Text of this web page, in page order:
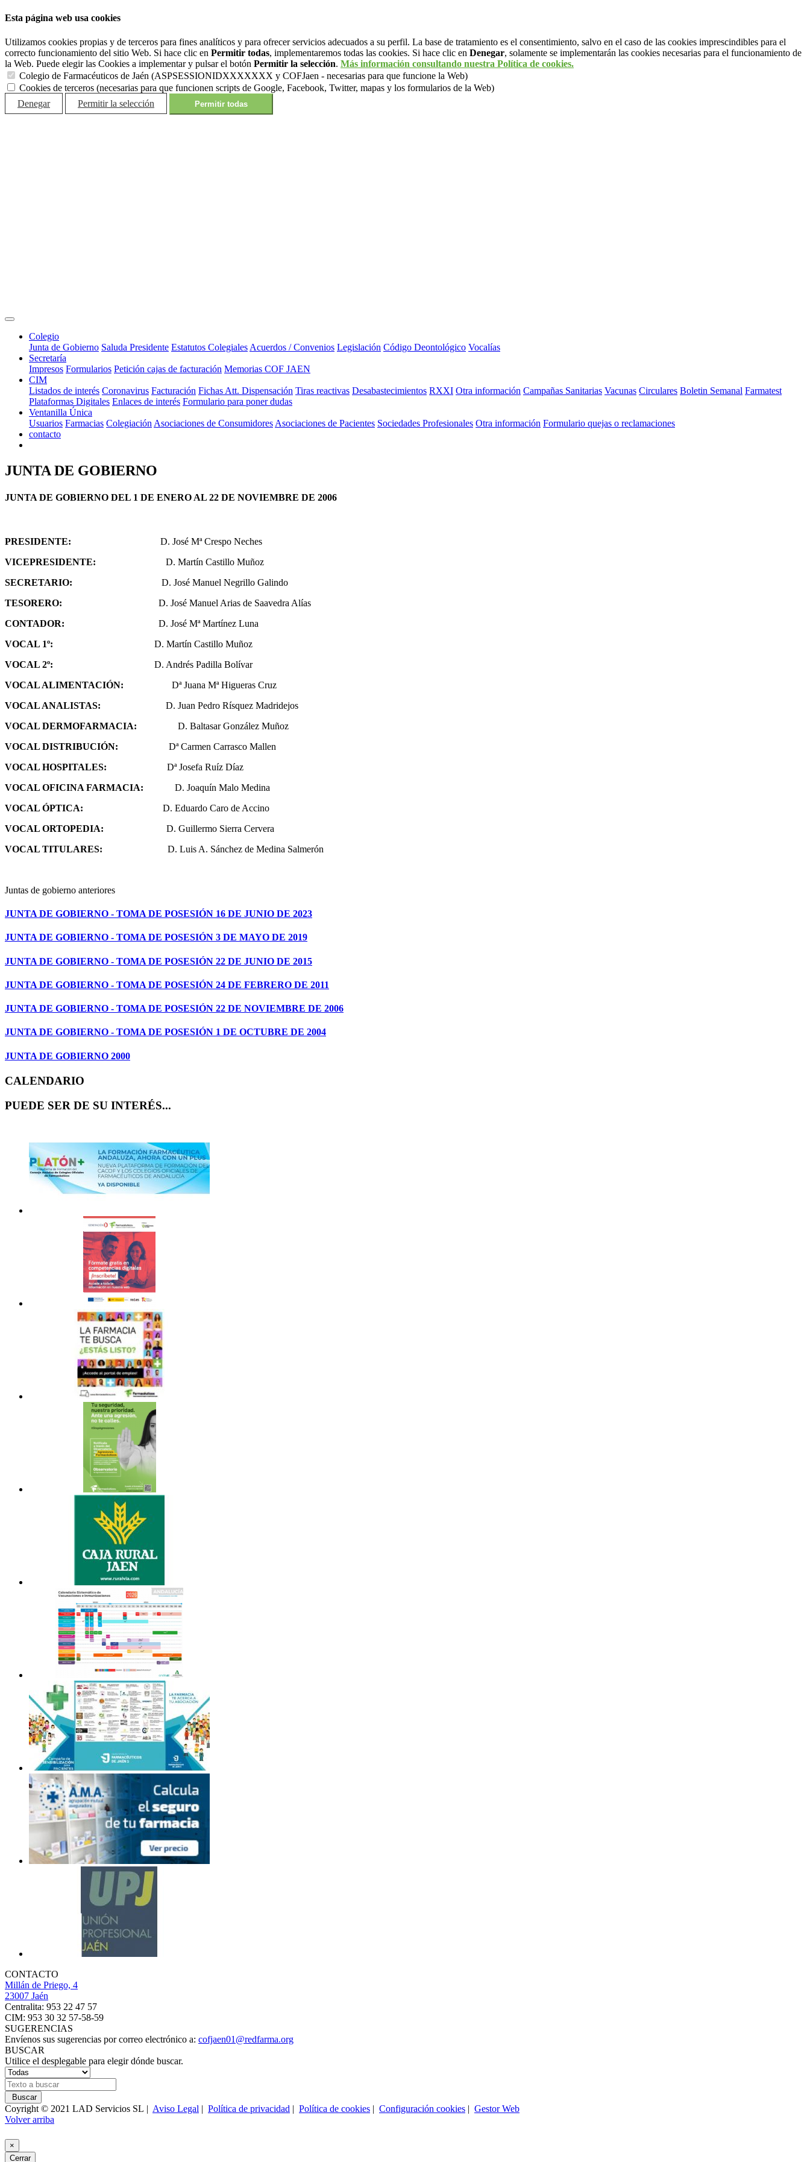
Esta página web usa cookies
Utilizamos cookies propias y de terceros para fines analíticos y para ofrecer servicios adecuados a su perfil. La base de tratamiento es el consentimiento, salvo en el caso de las cookies imprescindibles para el
correcto funcionamiento del sitio Web. Si hace clic en Permitir todas, implementaremos todas las cookies. Si hace clic en Denegar, solamente se implementarán las cookies necesarias para el funcionamiento de
la Web. Puede elegir las Cookies a implementar y pulsar el botón Permitir la selección. Más información consultando nuestra Política de cookies.
Colegio de Farmacéuticos de Jaén (ASPSESSIONIDXXXXXXX y COFJaen - necesarias para que funcione la Web)
Cookies de terceros (necesarias para que funcionen scripts de Google, Facebook, Twitter, mapas y los formularios de la Web)
Denegar
Permitir la selección
Colegio
Junta de Gobierno Saluda Presidente Estatutos Colegiales Acuerdos / Convenios Legislación Código Deontológico Vocalías
Secretaría
Impresos Formularios Petición cajas de facturación Memorias COF JAEN
CIM
Listados de interés Coronavirus Facturación Fichas Att. Dispensación Tiras reactivas Desabastecimientos RXXI Otra información Campañas Sanitarias Vacunas Circulares Boletin Semanal Farmatest
Plataformas Digitales Enlaces de interés Formulario para poner dudas
Ventanilla Única
Usuarios Farmacias Colegiación Asociaciones de Consumidores Asociaciones de Pacientes Sociedades Profesionales Otra información Formulario quejas o reclamaciones
contacto
JUNTA DE GOBIERNO
JUNTA DE GOBIERNO DEL 1 DE ENERO AL 22 DE NOVIEMBRE DE 2006
PRESIDENTE: D. José Mª Crespo Neches
VICEPRESIDENTE: D. Martín Castillo Muñoz
SECRETARIO: D. José Manuel Negrillo Galindo
TESORERO: D. José Manuel Arias de Saavedra Alías
CONTADOR: D. José Mª Martínez Luna
VOCAL 1º: D. Martín Castillo Muñoz
VOCAL 2º: D. Andrés Padilla Bolívar
VOCAL ALIMENTACIÓN: Dª Juana Mª Higueras Cruz
VOCAL ANALISTAS: D. Juan Pedro Rísquez Madridejos
VOCAL DERMOFARMACIA: D. Baltasar González Muñoz
VOCAL DISTRIBUCIÓN: Dª Carmen Carrasco Mallen
VOCAL HOSPITALES: Dª Josefa Ruíz Díaz
VOCAL OFICINA FARMACIA: D. Joaquín Malo Medina
VOCAL ÓPTICA:
D. Eduardo Caro de Accino
VOCAL ORTOPEDIA:
D. Guillermo Sierra Cervera
VOCAL TITULARES: D. Luis A. Sánchez de Medina Salmerón
Juntas de gobierno anteriores
JUNTA DE GOBIERNO - TOMA DE POSESIÓN 16 DE JUNIO DE 2023
JUNTA DE GOBIERNO - TOMA DE POSESIÓN 3 DE MAYO DE 2019
JUNTA DE GOBIERNO - TOMA DE POSESIÓN 22 DE JUNIO DE 2015
JUNTA DE GOBIERNO - TOMA DE POSESIÓN 24 DE FEBRERO DE 2011
JUNTA DE GOBIERNO - TOMA DE POSESIÓN 22 DE NOVIEMBRE DE 2006
JUNTA DE GOBIERNO - TOMA DE POSESIÓN 1 DE OCTUBRE DE 2004
JUNTA DE GOBIERNO 2000
CALENDARIO
PUEDE SER DE SU INTERÉS...
CONTACTO
Millán de Priego, 4
23007 Jaén
Centralita: 953 22 47 57
CIM: 953 30 32 57-58-59
SUGERENCIAS
Envíenos sus sugerencias por correo electrónico a: cofjaen01@redfarma.org
BUSCAR
Utilice el desplegable para elegir dónde buscar.
Buscar
Coyright © 2021 LAD Servicios SL | Aviso Legal | Política de privacidad | Política de cookies | Configuración cookies | Gestor Web
Volver arriba
×
Cerrar